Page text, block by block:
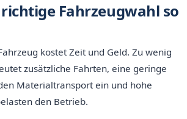
Fahrzeugwahl so
kostet Zeit und Geld. Zu wenig
zusätzliche Fahrten, eine geringe
Materialtransport ein und hohe
den Betrieb.